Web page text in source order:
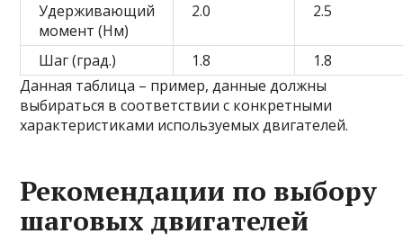
Удерживающий
момент (Нм)
2.0 2.5
Шаг (град.) 1.8
1.8
Данная таблица – пример, данные должны
выбираться в соответствии с конкретными
характеристиками используемых двигателей.
Рекомендации по выбору
шаговых двигателей